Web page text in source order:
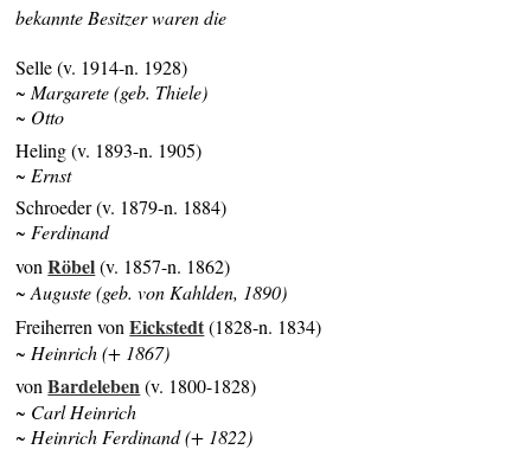
bekannte Besitzer waren die
Selle (v. 1914-n. 1928)
~ Margarete (geb. Thiele)
~ Otto
Heling (v. 1893-n. 1905)
~ Ernst
Schroeder (v. 1879-n. 1884)
~ Ferdinand
vonRöbel(v. 1857-n. 1862)
~ Auguste (geb. von Kahlden, 1890)
Freiherren vonEickstedt(1828-n. 1834)
~ Heinrich (+ 1867)
vonBardeleben(v. 1800-1828)
~ Carl Heinrich
~ Heinrich Ferdinand (+ 1822)